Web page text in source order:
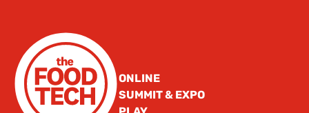
ONLINE
SUMMIT & EXPO